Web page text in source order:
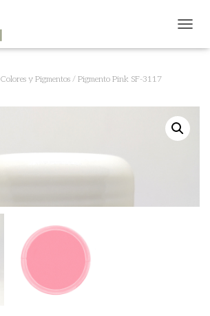
Colores y Pigmentos / Pigmento Pink SF-3117